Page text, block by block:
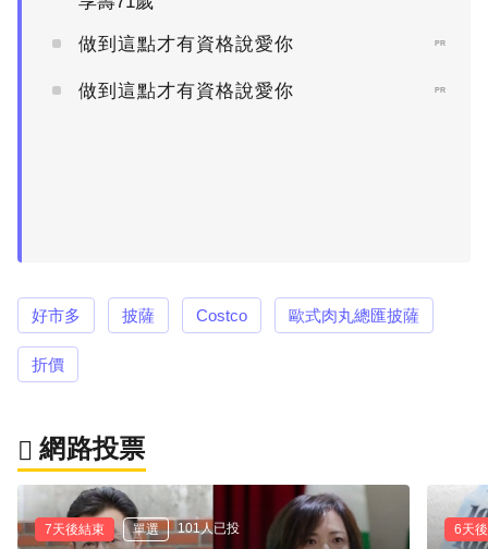
做到這點才有資格說愛你 PR
做到這點才有資格說愛你 PR
好市多 披薩 Costco 歐式肉丸總匯披薩
折價
網路投票
7天後結束 單選 101人已投 6天